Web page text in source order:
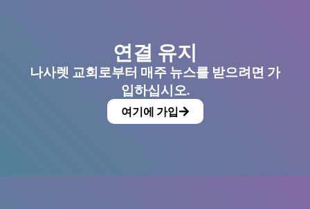
연결 유지
나사렛 교회로부터 매주 뉴스를 받으려면 가
입하십시오.
여기에 가입